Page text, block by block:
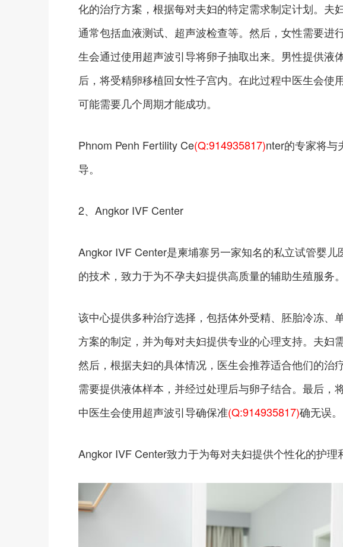
化的治疗方案，根据每对夫妇的特定需求制定计划。夫
通常包括血液测试、超声波检查等。然后，女性需要进
生会通过使用超声波引导将卵子抽取出来。男性提供液
后，将受精卵移植回女性子宫内。在此过程中医生会使
可能需要几个周期才能成功。
Phnom Penh Fertility Ce(Q:914935817)nter的专家将与
导。
2、Angkor IVF Center
Angkor IVF Center是柬埔寨另一家知名的私立试管婴
的技术，致力于为不孕夫妇提供高质量的辅助生殖服务。
该中心提供多种治疗选择，包括体外受精、胚胎冷冻、
方案的制定，并为每对夫妇提供专业的心理支持。夫妇
然后，根据夫妇的具体情况，医生会推荐适合他们的治
需要提供液体样本，并经过处理后与卵子结合。最后，
中医生会使用超声波引导确保准(Q:914935817)确无误。
Angkor IVF Center致力于为每对夫妇提供个性化的护理